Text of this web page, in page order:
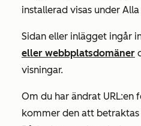
installerad visas under
Sidan eller inlägget ingår
eller webbplatsdomäner
visningar.
Om du har ändrat URL:en
kommer den att betraktas